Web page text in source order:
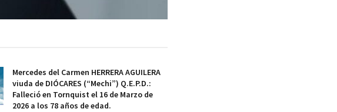
Mercedes del Carmen HERRERA AGUILERA
viuda de DIÓCARES (“Mechi”) Q.E.P.D.:
Falleció en Tornquist el 16 de Marzo de
2026 a los 78 años de edad.